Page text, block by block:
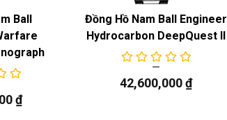
Ball
₫
Đồng Hồ Nam Ball Engineer
Hydrocarbon DeepQuest II
42,600,000₫